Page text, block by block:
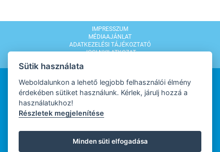
IMPRESSZUM
MÉDIAAJÁNLAT
ADATKEZELÉSI TÁJÉKOZTATÓ
JOGI NYILATKOZAT
WEBDESIGN
Sütik használata
Weboldalunkon a lehető legjobb felhasználói élmény
érdekében sütiket használunk. Kérlek, járulj hozzá a
használatukhoz!
Részletek megjelenítése
Minden süti elfogadása